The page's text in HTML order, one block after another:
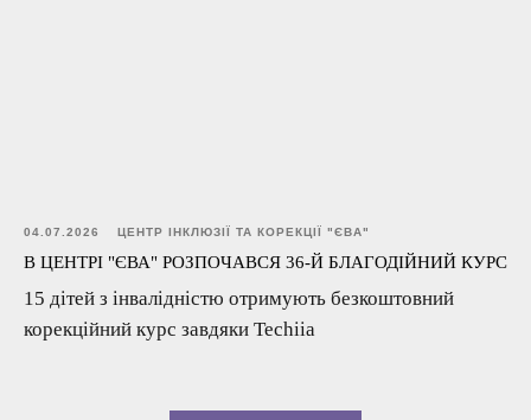
04.07.2026 ЦЕНТР ІНКЛЮЗІЇ ТА КОРЕКЦІЇ "ЄВА"
В ЦЕНТРІ "ЄВА" РОЗПОЧАВСЯ 36-Й БЛАГОДІЙНИЙ КУРС
15 дітей з інвалідністю отримують безкоштовний
корекційний курс завдяки Techiia